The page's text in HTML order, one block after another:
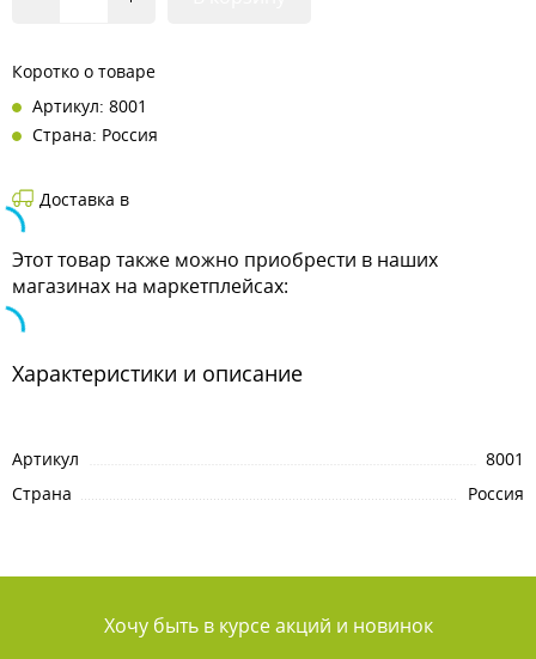
Коротко о товаре
Артикул: 8001
Страна: Россия
Доставка в
Этот товар также можно приобрести в наших
магазинах на маркетплейсах:
Характеристики и описание
Артикул
8001
Страна
Россия
Хочу быть в курсе акций и новинок